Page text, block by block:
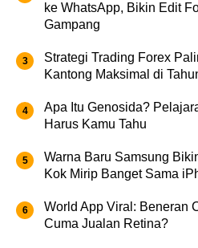
ke WhatsApp, Bikin Edit
Gampang
Strategi Trading Forex
Kantong Maksimal di
Apa Itu Genosida?
Harus Kamu Tahu
Warna Baru Samsung
Kok Mirip Banget Sama
World App Viral: Beneran
Cuma Jualan Retina?